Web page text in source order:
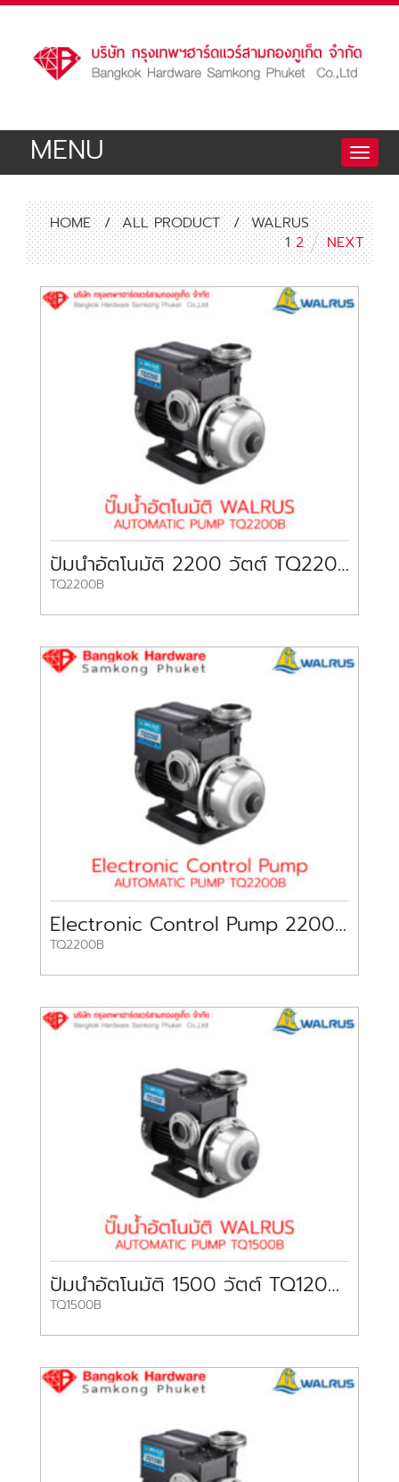
Toggle
MENU
HOME / ALL PRODUCT / WALRUS
1 2 NEXT
ปั๊มน้ำอัตโนมัติ 2200 วัตต์ TQ2200B WALRUS
TQ2200B
Electronic Control Pump 2200W TQ2200B WALRUS
TQ2200B
ปั๊มน้ำอัตโนมัติ 1500 วัตต์ TQ1200B WALRUS
TQ1500B